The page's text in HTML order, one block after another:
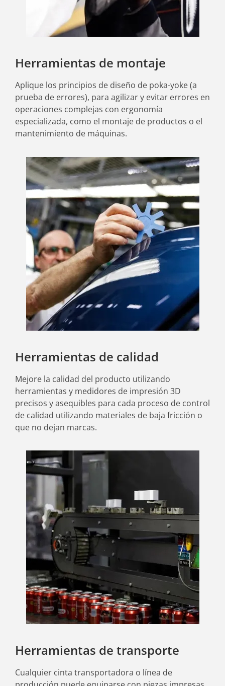
Herramientas de montaje
Aplique los principios de diseño de poka-yoke (a
prueba de errores), para agilizar y evitar errores en
operaciones complejas con ergonomía
especializada, como el montaje de productos o el
mantenimiento de máquinas.
Herramientas de calidad
Mejore la calidad del producto utilizando
herramientas y medidores de impresión 3D
precisos y asequibles para cada proceso de control
de calidad utilizando materiales de baja fricción o
que no dejan marcas.
Herramientas de transporte
Cualquier cinta transportadora o línea de